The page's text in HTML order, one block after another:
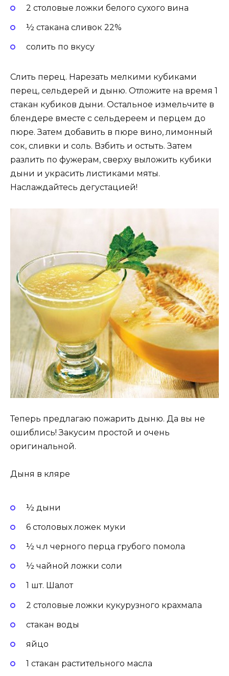
2 столовые ложки белого сухого вина
½ стакана сливок 22%
солить по вкусу
Слить перец. Нарезать мелкими кубиками
перец, сельдерей и дыню. Отложите на время 1
стакан кубиков дыни. Остальное измельчите в
блендере вместе с сельдереем и перцем до
пюре. Затем добавить в пюре вино, лимонный
сок, сливки и соль. Взбить и остыть. Затем
разлить по фужерам, сверху выложить кубики
дыни и украсить листиками мяты.
Наслаждайтесь дегустацией!
Теперь предлагаю пожарить дыню. Да вы не
ошиблись! Закусим простой и очень
оригинальной.
Дыня в кляре
½ дыни
6 столовых ложек муки
½ ч.л черного перца грубого помола
½ чайной ложки соли
1 шт. Шалот
2 столовые ложки кукурузного крахмала
стакан воды
яйцо
1 стакан растительного масла